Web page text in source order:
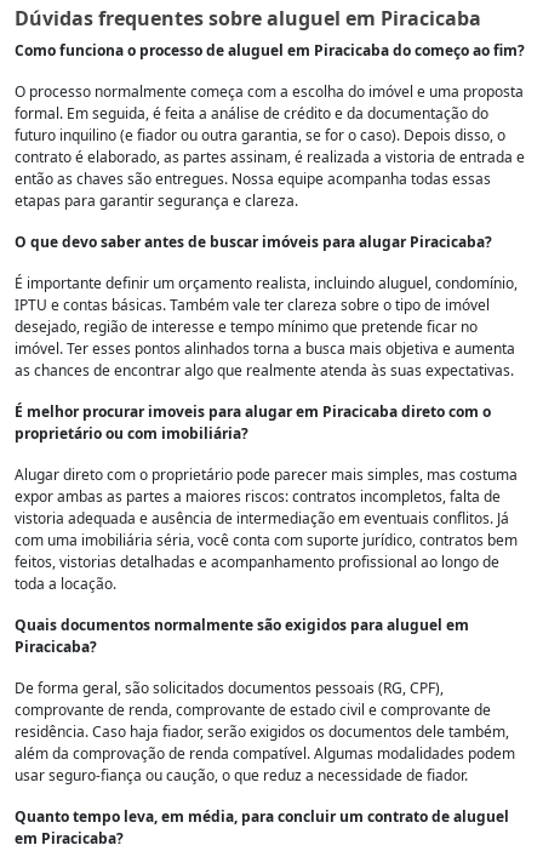
Dúvidas frequentes sobre aluguel em Piracicaba
Como funciona o processo de aluguel em Piracicaba do começo ao fim?
O processo normalmente começa com a escolha do imóvel e uma proposta
formal. Em seguida, é feita a análise de crédito e da documentação do
futuro inquilino (e fiador ou outra garantia, se for o caso). Depois disso, o
contrato é elaborado, as partes assinam, é realizada a vistoria de entrada e
então as chaves são entregues. Nossa equipe acompanha todas essas
etapas para garantir segurança e clareza.
O que devo saber antes de buscar imóveis para alugar Piracicaba?
É importante definir um orçamento realista, incluindo aluguel, condomínio,
IPTU e contas básicas. Também vale ter clareza sobre o tipo de imóvel
desejado, região de interesse e tempo mínimo que pretende ficar no
imóvel. Ter esses pontos alinhados torna a busca mais objetiva e aumenta
as chances de encontrar algo que realmente atenda às suas expectativas.
É melhor procurar imoveis para alugar em Piracicaba direto com o
proprietário ou com imobiliária?
Alugar direto com o proprietário pode parecer mais simples, mas costuma
expor ambas as partes a maiores riscos: contratos incompletos, falta de
vistoria adequada e ausência de intermediação em eventuais conflitos. Já
com uma imobiliária séria, você conta com suporte jurídico, contratos bem
feitos, vistorias detalhadas e acompanhamento profissional ao longo de
toda a locação.
Quais documentos normalmente são exigidos para aluguel em
Piracicaba?
De forma geral, são solicitados documentos pessoais (RG, CPF),
comprovante de renda, comprovante de estado civil e comprovante de
residência. Caso haja fiador, serão exigidos os documentos dele também,
além da comprovação de renda compatível. Algumas modalidades podem
usar seguro-fiança ou caução, o que reduz a necessidade de fiador.
Quanto tempo leva, em média, para concluir um contrato de aluguel
em Piracicaba?